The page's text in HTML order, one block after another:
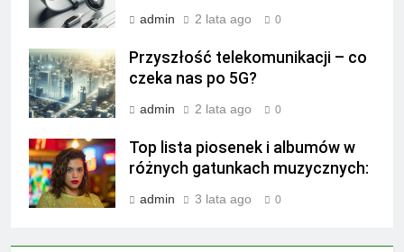
admin 2 lata ago 0
Przyszłość telekomunikacji – co
czeka nas po 5G?
admin 2 lata ago 0
Top lista piosenek i albumów w
różnych gatunkach muzycznych:
admin 3 lata ago 0